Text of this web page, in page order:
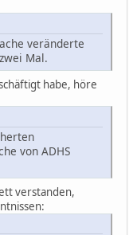
veränderte
Mal.
habe, höre
von ADHS
verstanden,